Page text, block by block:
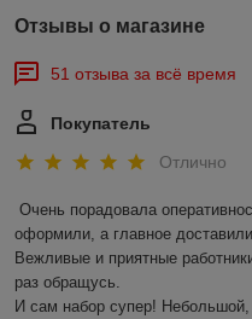
Отзывы о магазине
51 отзыва за всё время
Покупатель
Отлично
Очень порадовала
оформили, а главное
Вежливые и приятные
раз обращусь.
И сам набор супер!